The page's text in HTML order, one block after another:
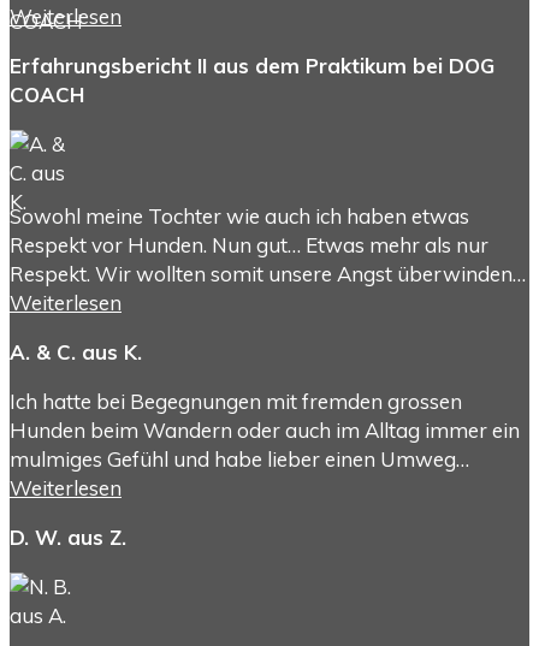
Weiterlesen
Erfahrungsbericht II aus dem Praktikum bei DOG
COACH
Sowohl meine Tochter wie auch ich haben etwas
Respekt vor Hunden. Nun gut… Etwas mehr als nur
Respekt. Wir wollten somit unsere Angst überwinden…
Weiterlesen
A. & C. aus K.
Ich hatte bei Begegnungen mit fremden grossen
Hunden beim Wandern oder auch im Alltag immer ein
mulmiges Gefühl und habe lieber einen Umweg…
Weiterlesen
D. W. aus Z.